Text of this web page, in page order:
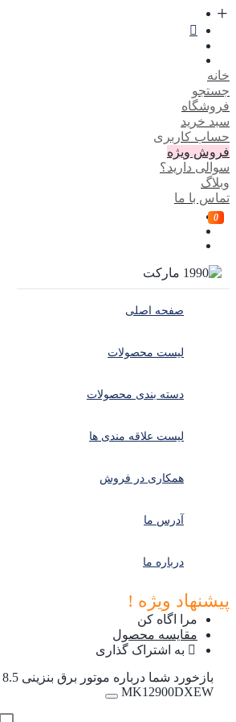
خانه
جستجو
فروشگاه
سبد خرید
حساب کاربری
فروش ویژه
سوالی دارید؟
وبلاگ
تماس با ما
0
صفحه اصلی
لیست محصولات
دسته بندی محصولات
لیست علاقه مندی ها
همکاری در فروش
آدرس ما
درباره ما
پیشنهاد ویژه !
مرا اگاه کن
مقایسه محصول
به اشتراک گذاری
MK12900DXEW